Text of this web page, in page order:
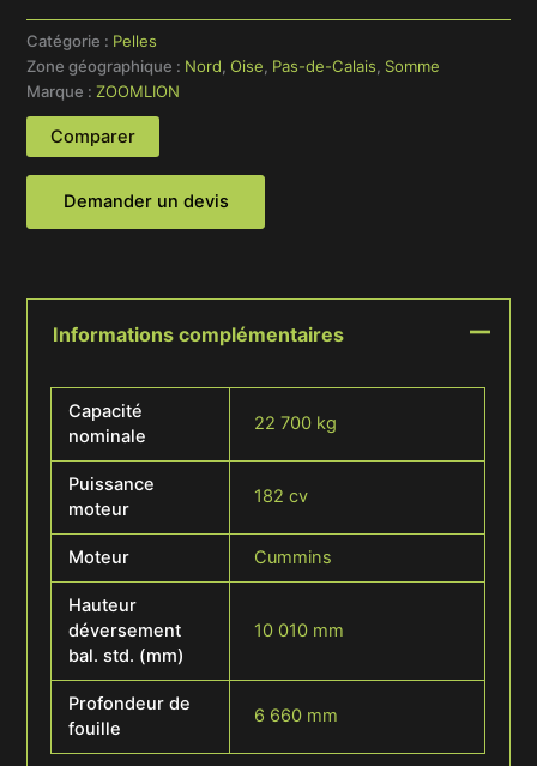
Catégorie : Pelles
Zone géographique : Nord ,Oise Pas-de-Calais Somme
Marque : ZOOMLION
Comparer
Demander un devis
Informations complémentaires
Capacité
nominale
22 700 kg
Puissance
moteur
182 cv
Moteur Cummins
Hauteur
déversement
bal. std. (mm)
10 010 mm
Profondeur de
fouille
6 660 mm